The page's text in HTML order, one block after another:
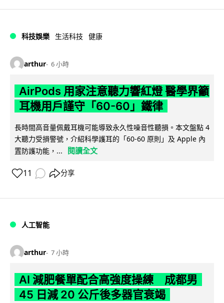
科技娛樂 生活科技 健康
arthur 6 小時
AirPods 用家注意聽力響紅燈 醫學界籲
耳機用戶謹守「60-60」鐵律
長時間高音量佩戴耳機可能導致永久性噪音性聽損。本文盤點 4
大聽力受損警號，介紹科學護耳的「60-60 原則」及 Apple 內
置防護功能，...
閱讀全文
11 分享
人工智能
arthur 7 小時
AI 減肥餐單配合高強度操練 成都男
45 日減 20 公斤後多器官衰竭